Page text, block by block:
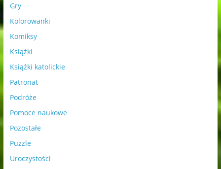
Gry
Kolorowanki
Komiksy
Książki
Książki katolickie
Patronat
Podróże
Pomoce naukowe
Pozostałe
Puzzle
Uroczystości